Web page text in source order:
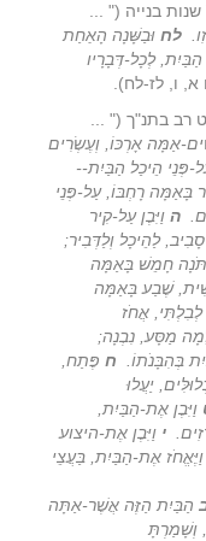
. לח וּבַשָּׁנָה הָאַחַת
לְכָל-דְּבָרָיו
א, ו, לז-לח).
רב בתנ"ך (" ...
אַמָּה אָרְכּוֹ, וְעֶשְׂרִים
פְּנֵי הֵיכַל הַבַּיִת--
בָּאַמָּה רָחְבּוֹ, עַל-פְּנֵי
. ה וַיִּבֶן עַל-קִיר
לַהֵיכָל וְלַדְּבִיר;
חָמֵשׁ בָּאַמָּה
שֶׁבַע בָּאַמָּה
אֲחֹז
מַסָּע, נִבְנָה;
בְּהִבָּנֹתוֹ. ח פֶּתַח,
יַעֲלוּ
וַיִּבֶן אֶת-הַבַּיִת,
. י וַיִּבֶן אֶת-היצוע
אֶת-הַבַּיִת, בַּעֲצֵי
הַבַּיִת הַזֶּה אֲשֶׁר-אַתָּה
וְשָׁמַרְתָּ